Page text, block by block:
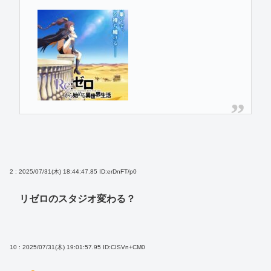
2 : 2025/07/31(木) 18:44:47.85 ID:erDnFT/p0
リゼロのスタジオ変わる？
10 : 2025/07/31(木) 19:01:57.95 ID:CISVn+CM0